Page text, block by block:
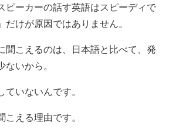
ピーカーの話す英語はスピーディで
けが原因ではありません。
聞こえるのは、日本語と比べて、発
いから。
いないんです。
える理由です。